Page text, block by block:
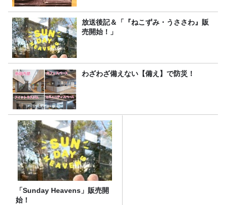
放送後記＆「『ねこずみ・うささわ』販
売開始！」
わざわざ備えない【備え】で防災！
「Sunday Heavens」販売開
始！